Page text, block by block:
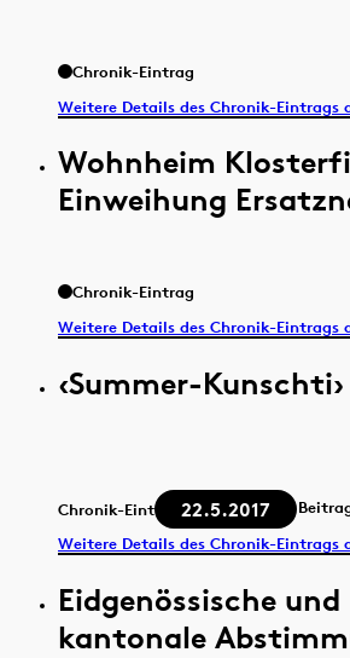
Chronik-Eintrag
Weitere Details des Chronik-Eintrags
Wohnheim
Einweihung
Chronik-Eintrag
Weitere Details des Chronik-Eintrags
‹Summer-Kunschti›
Chronik-Eintrag 22.5.2017
Weitere Details des Chronik-Eintrags
Eidgenössische und
kantonale